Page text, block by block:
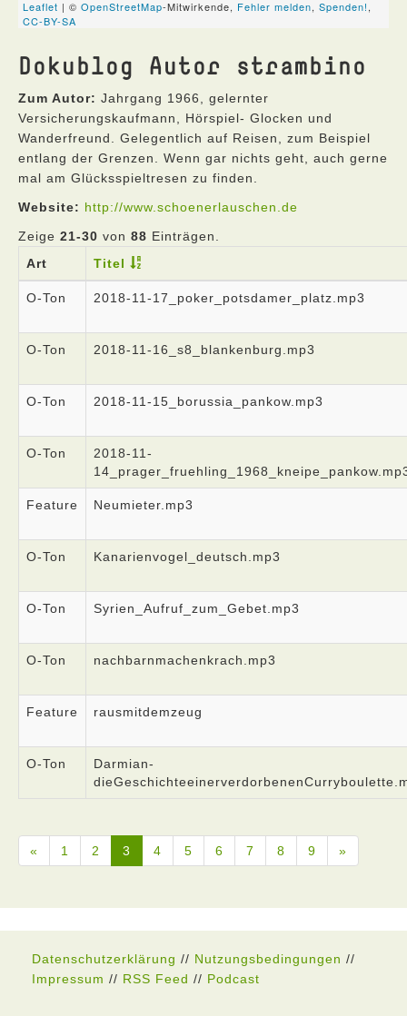
Dokublog Autor strambino
Zum Autor: Jahrgang 1966, gelernter
Versicherungskaufmann, Hörspiel- Glocken und
Wanderfreund. Gelegentlich auf Reisen, zum Beispiel
entlang der Grenzen. Wenn gar nichts geht, auch gerne
mal am Glücksspieltresen zu finden.
Website: http://www.schoenerlauschen.de
Zeige 21-30 von 88 Einträgen.
Art
Titel
O-Ton 2018-11-17_poker_potsdamer_platz.mp3
O-Ton 2018-11-16_s8_blankenburg.mp3
O-Ton 2018-11-15_borussia_pankow.mp3
O-Ton
2018-11-
Feature Neumieter.mp3
O-Ton Kanarienvogel_deutsch.mp3
O-Ton Syrien_Aufruf_zum_Gebet.mp3
O-Ton nachbarnmachenkrach.mp3
Feature rausmitdemzeug
O-Ton
Darmian-
« 1 2 3 4 5 6 7 8 9 »
Datenschutzerklärung // Nutzungsbedingungen //
Impressum // RSS Feed // Podcast